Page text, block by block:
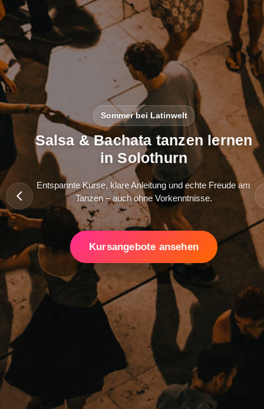
Sommer bei Latinwelt
Salsa & Bachata tanzen lernen
in Solothurn
Entspannte Kurse, klare Anleitung und echte Freude am
Tanzen – auch ohne Vorkenntnisse.
Kursangebote ansehen